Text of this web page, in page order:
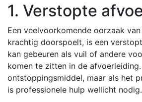
1. Verstopte
Een veelvoorkomende oorzaak
krachtig doorspoelt, is een
kan gebeuren als vuil of andere
komen te zitten in de
ontstoppingsmiddel, maar als het
is professionele hulp wellicht nodig.